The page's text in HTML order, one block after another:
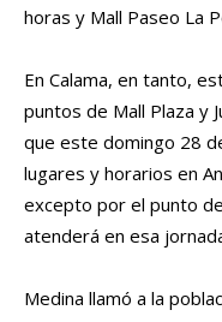
horas y Mall Paseo La
En Calama, en tanto,
puntos de Mall Plaza y
que este domingo 28
lugares y horarios en
excepto por el punto
atenderá en esa
Medina llamó a la